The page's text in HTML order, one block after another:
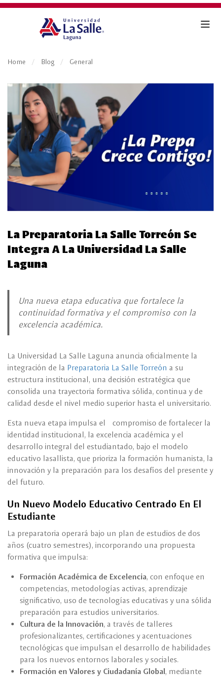
Home Blog General
La Preparatoria La Salle Torreón Se
Integra A La Universidad La Salle
Laguna
Una nueva etapa educativa que fortalece la
continuidad formativa y el compromiso con la
excelencia académica.
La Universidad La Salle Laguna anuncia oficialmente la
integración de la Preparatoria La Salle Torreón a su
estructura institucional, una decisión estratégica que
consolida una trayectoria formativa sólida, continua y de
calidad desde el nivel medio superior hasta el universitario.
Esta nueva etapa impulsa el compromiso de fortalecer la
identidad institucional, la excelencia académica y el
desarrollo integral del estudiantado, bajo el modelo
educativo lasallista, que prioriza la formación humanista, la
innovación y la preparación para los desafíos del presente y
del futuro.
Un Nuevo Modelo Educativo Centrado En El
Estudiante
La preparatoria operará bajo un plan de estudios de dos
años (cuatro semestres), incorporando una propuesta
formativa que impulsa:
Formación Académica de Excelencia, con enfoque en
competencias, metodologías activas, aprendizaje
significativo, uso de tecnologías educativas y una sólida
preparación para estudios universitarios.
Cultura de la Innovación, a través de talleres
profesionalizantes, certificaciones y acentuaciones
tecnológicas que impulsan el desarrollo de habilidades
para los nuevos entornos laborales y sociales.
Formación en Valores y Ciudadanía Global, mediante